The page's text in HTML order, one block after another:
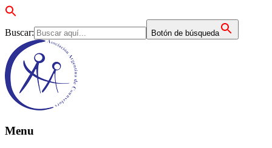
Buscar: Botón de búsqueda
Menu